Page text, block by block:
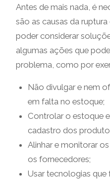
Antes de mais nada, é
são as causas da
poder considerar
algumas ações que
problema, como por
Não divulgar e nem
em falta no estoque;
Controlar o estoque
cadastro dos
Alinhar e monitorar
os fornecedores;
Usar tecnologias que